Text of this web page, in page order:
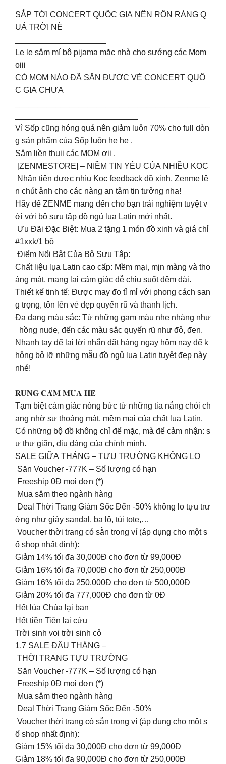
SẮP TỚI CONCERT QUỐC GIA NÊN RỘN RÀNG Q
UÁ TRỜI NÈ
Lẹ lẹ sắm mí bộ pijama mặc nhà cho sướng các Mom
oiii
CÓ MOM NÀO ĐÃ SĂN ĐƯỢC VÉ CONCERT QUỐ
C GIA CHƯA ️
Vì Sốp cũng hóng quá nên giảm luôn 70% cho full dòn
g sản phẩm của Sốp luôn hẹ hẹ .
Sắm liền thuii các MOM ơii .
[ZENMESTORE] – NIỀM TIN YÊU CỦA NHIỀU KOC
Nhân tiện được nhìu Koc feedback đồ xinh, Zenme lê
n chút ảnh cho các nàng an tâm tin tưởng nha!
Hãy để ZENME mang đến cho bạn trải nghiệm tuyệt v
ời với bộ sưu tập đồ ngủ lụa Latin mới nhất.
Ưu Đãi Đặc Biệt: Mua 2 tặng 1 món đồ xinh và giá chỉ
#1xxk/1 bộ
Điểm Nổi Bật Của Bộ Sưu Tập:
Chất liệu lụa Latin cao cấp: Mềm mại, mịn màng và tho
áng mát, mang lại cảm giác dễ chịu suốt đêm dài.
Thiết kế tinh tế: Được may đo tỉ mỉ với phong cách san
g trọng, tôn lên vẻ đẹp quyến rũ và thanh lịch.
Đa dạng màu sắc: Từ những gam màu nhẹ nhàng như
hồng nude, đến các màu sắc quyến rũ như đỏ, đen.
Nhanh tay để lại lời nhắn đặt hàng ngay hôm nay để k
hông bỏ lỡ những mẫu đồ ngủ lụa Latin tuyệt đẹp này
nhé!
𝐑𝐔𝐍𝐆 𝐂𝐀̉𝐌 𝐌𝐔̀𝐀 𝐇𝐄̀
Tạm biệt cảm giác nóng bức từ những tia nắng chói ch
ang nhờ sự thoáng mát, mềm mại của chất lụa Latin.
Có những bộ đồ không chỉ để mặc, mà để cảm nhận: s
ự thư giãn, dịu dàng của chính mình.
SALE GIỮA THÁNG – TỰU TRƯỜNG KHÔNG LO
Săn Voucher -777K – Số lượng có hạn
Freeship 0Đ mọi đơn (*)
Mua sắm theo ngành hàng
Deal Thời Trang Giảm Sốc Đến -50% không lo tựu trư
ờng như giày sandal, ba lô, túi tote,…
️ Voucher thời trang có sẵn trong ví (áp dụng cho một s
ố shop nhất định):
Giảm 14% tối đa 30,000Đ cho đơn từ 99,000Đ
Giảm 16% tối đa 70,000Đ cho đơn từ 250,000Đ
Giảm 16% tối đa 250,000Đ cho đơn từ 500,000Đ
Giảm 20% tối đa 777,000Đ cho đơn từ 0Đ
Hết lúa Chúa lại ban
Hết tiền Tiên lại cứu
Trời sinh voi trời sinh cỏ
1.7 SALE ĐẦU THÁNG –
THỜI TRANG TỰU TRƯỜNG
Săn Voucher -777K – Số lượng có hạn
Freeship 0Đ mọi đơn (*)
Mua sắm theo ngành hàng
Deal Thời Trang Giảm Sốc Đến -50%
️ Voucher thời trang có sẵn trong ví (áp dụng cho một s
ố shop nhất định):
Giảm 15% tối đa 30,000Đ cho đơn từ 99,000Đ
Giảm 18% tối đa 90,000Đ cho đơn từ 250,000Đ